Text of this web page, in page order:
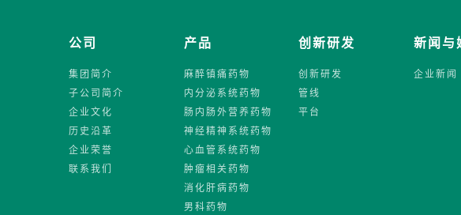
公司
集团简介
子公司简介
企业文化
历史沿革
企业荣誉
联系我们
产品
麻醉镇痛药物
内分泌系统药物
肠内肠外营养药物
神经精神系统药物
心血管系统药物
肿瘤相关药物
消化肝病药物
男科药物
创新研发
创新研发
管线
平台
新闻与
企业新闻